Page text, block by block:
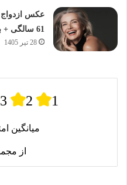
عکس ازدواج
61 سالگی + بیوگرافی
28 تیر 1405
3 2 1
میانگین
از